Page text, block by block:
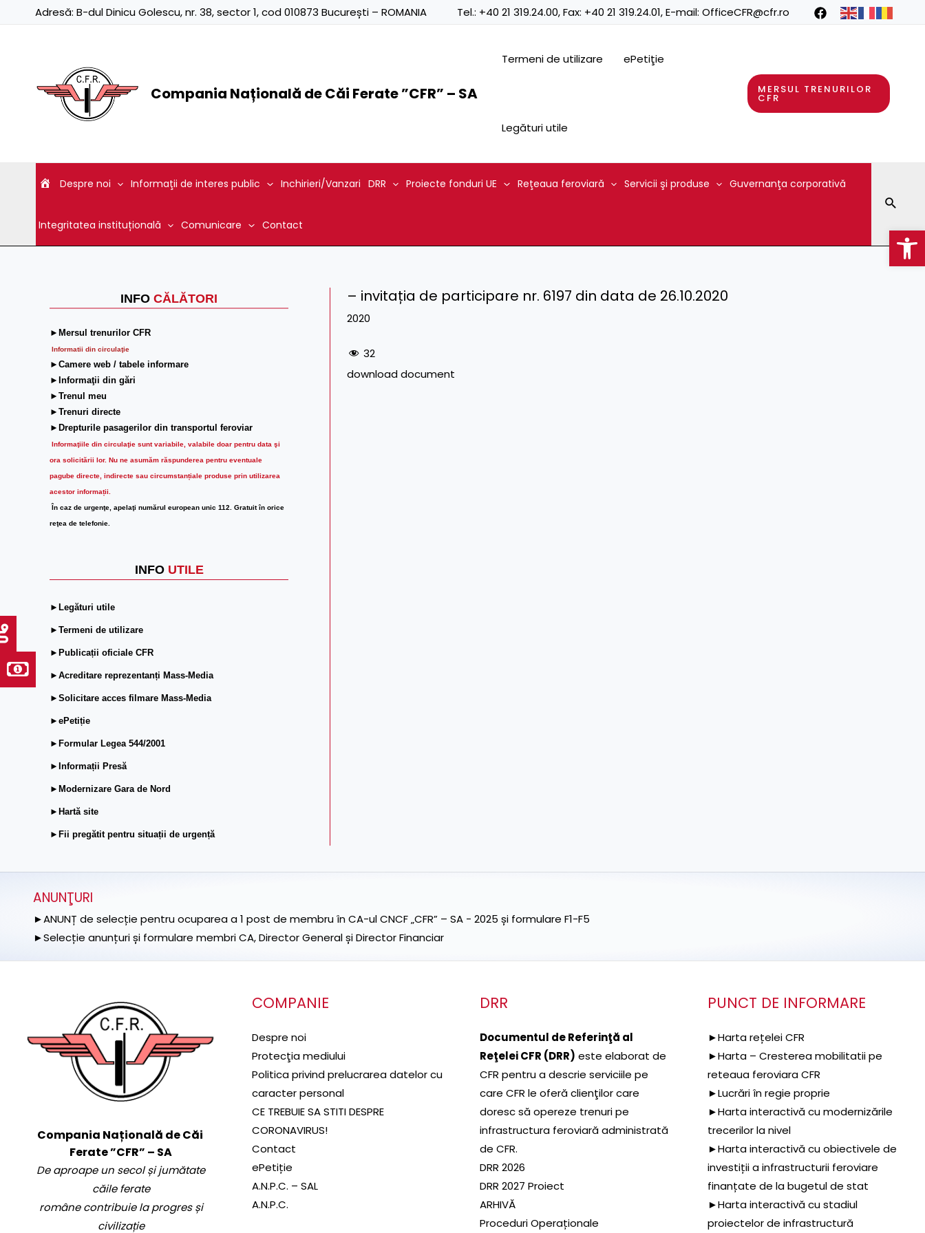
Adresă: B-dul Dinicu Golescu, nr. 38, sector 1, cod 010873 București – ROMANIA Tel.: +40 21 319.24.00, Fax: +40 21 319.24.01, E-mail: OfficeCFR@cfr.ro
Compania Națională de Căi Ferate ”CFR” – SA
Termeni de utilizare ePetiţie
Legături utile
MERSUL TRENURILOR
CFR
Despre noi Informaţii de interes public Inchirieri/Vanzari DRR Proiecte fonduri UE Reţeaua feroviară Servicii şi produse Guvernanţa corporativă
Integritatea instituțională Comunicare Contact
INFO CĂLĂTORI
►Mersul trenurilor CFR
Informatii din circulaţie
►Camere web / tabele informare
►Informaţii din gări
►Trenul meu
►Trenuri directe
►Drepturile pasagerilor din transportul feroviar
Informaţiile din circulaţie sunt variabile, valabile doar pentru data şi
ora solicitării lor. Nu ne asumăm răspunderea pentru eventuale
pagube directe, indirecte sau circumstanțiale produse prin utilizarea
acestor informații.
În caz de urgenţe, apelaţi numărul european unic 112. Gratuit în orice
reţea de telefonie.
INFO UTILE
►Legături utile
►Termeni de utilizare
►Publicații oficiale CFR
►Acreditare reprezentanți Mass-Media
►Solicitare acces filmare Mass-Media
►ePetiție
►Formular Legea 544/2001
►Informații Presă
►Modernizare Gara de Nord
►Hartă site
►Fii pregătit pentru situații de urgență
– invitația de participare nr. 6197 din data de 26.10.2020
2020
32
download document
ANUNŢURI
►ANUNȚ de selecție pentru ocuparea a 1 post de membru în CA-ul CNCF „CFR” – SA - 2025 și formulare F1-F5
►Selecție anunțuri și formulare membri CA, Director General și Director Financiar
Compania Națională de Căi
Ferate ”CFR” – SA
De aproape un secol și jumătate
căile ferate
române contribuie la progres și
civilizație
COMPANIE
Despre noi
Protecţia mediului
Politica privind prelucrarea datelor cu
caracter personal
CE TREBUIE SA STITI DESPRE
CORONAVIRUS!
Contact
ePetiție
A.N.P.C. – SAL
A.N.P.C.
DRR
Documentul de Referinţă al
Reţelei CFR (DRR) este elaborat de
CFR pentru a descrie serviciile pe
care CFR le oferă clienţilor care
doresc să opereze trenuri pe
infrastructura feroviară administrată
de CFR.
DRR 2026
DRR 2027 Proiect
ARHIVĂ
Proceduri Operaționale
PUNCT DE INFORMARE
►Harta rețelei CFR
►Harta – Cresterea mobilitatii pe
reteaua feroviara CFR
►Lucrări în regie proprie
►Harta interactivă cu modernizările
trecerilor la nivel
►Harta interactivă cu obiectivele de
investiții a infrastructurii feroviare
finanțate de la bugetul de stat
►Harta interactivă cu stadiul
proiectelor de infrastructură